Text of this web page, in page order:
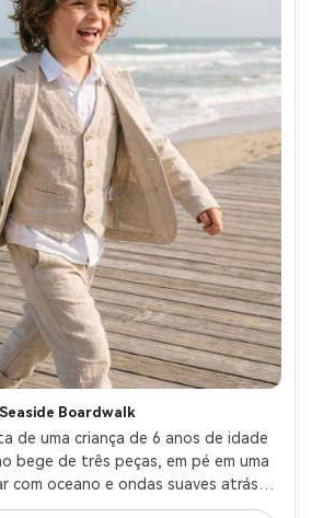
Seaside Boardwalk
de uma criança de 6 anos de idade
bege de três peças, em pé em uma
com oceano e ondas suaves atrás,
brisante, luz natural brilhante,